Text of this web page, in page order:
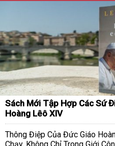
Sách Mới Tập Hợp Các Sứ
Hoàng Lêô XIV
Thông Điệp Của Đức Giáo